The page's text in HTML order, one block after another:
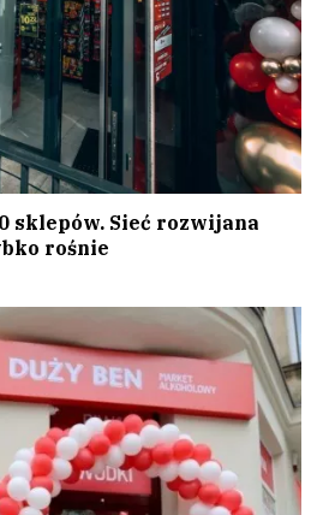
sklepów. Sieć rozwijana
rośnie